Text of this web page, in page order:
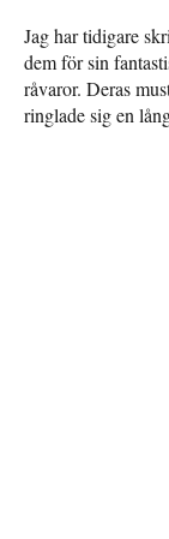
Jag har tidigare
dem för sin
råvaror. Deras
ringlade sig en